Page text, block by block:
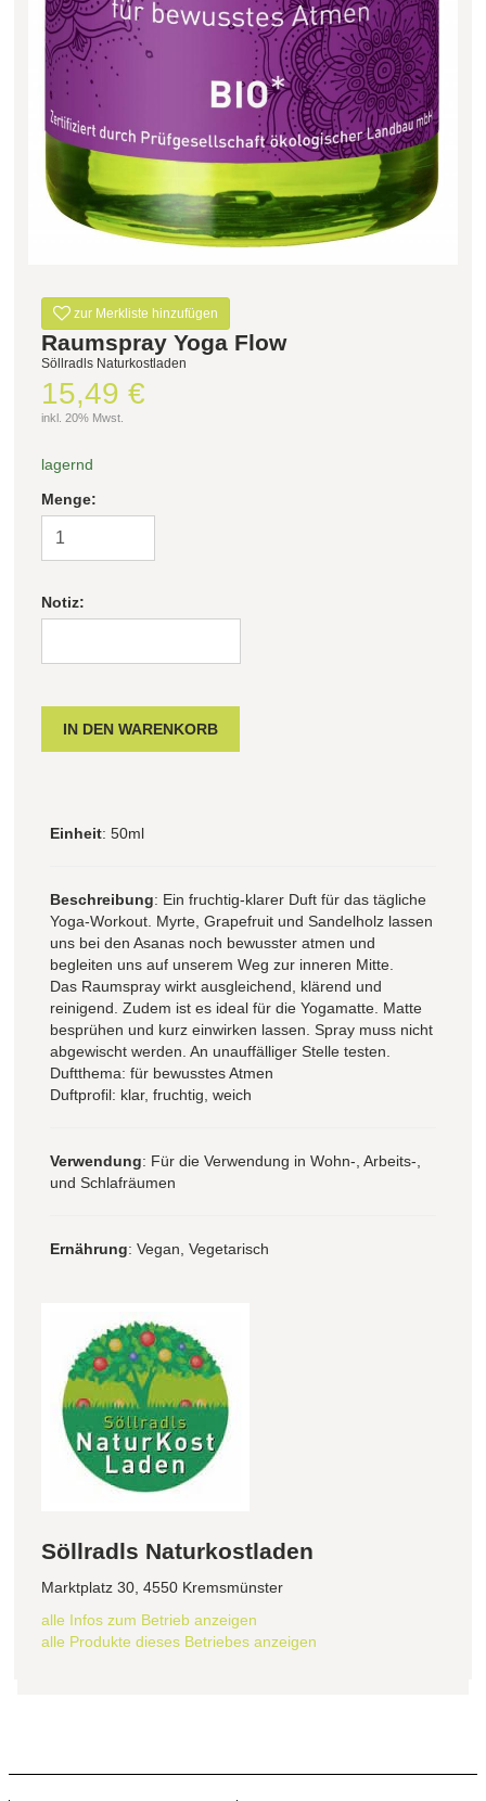
zur Merkliste hinzufügen
Raumspray Yoga Flow
Söllradls Naturkostladen
15,49 €
inkl. 20% Mwst.
lagernd
Menge:
Notiz:
Einheit: 50ml
Beschreibung: Ein fruchtig-klarer Duft für das tägliche
Yoga-Workout. Myrte, Grapefruit und Sandelholz lassen
uns bei den Asanas noch bewusster atmen und
begleiten uns auf unserem Weg zur inneren Mitte.
Das Raumspray wirkt ausgleichend, klärend und
reinigend. Zudem ist es ideal für die Yogamatte. Matte
besprühen und kurz einwirken lassen. Spray muss nicht
abgewischt werden. An unauffälliger Stelle testen.
Duftthema: für bewusstes Atmen
Duftprofil: klar, fruchtig, weich
Verwendung: Für die Verwendung in Wohn-, Arbeits-,
und Schlafräumen
Ernährung: Vegan, Vegetarisch
Söllradls Naturkostladen
Marktplatz 30, 4550 Kremsmünster
alle Infos zum Betrieb anzeigen
alle Produkte dieses Betriebes anzeigen